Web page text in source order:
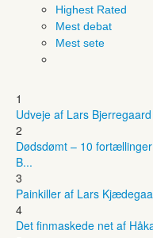
Highest Rated
Mest debat
Mest sete
1
Udveje af Lars
2
Dødsdømt – 10
B...
3
Painkiller af Lars
4
Det finmaskede net af